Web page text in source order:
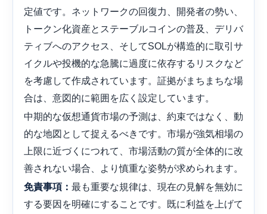
定値です。ネットワークの回復力、開発者の勢い、
トークン化資産とステーブルコインの普及、デリバ
ティブへのアクセス、そしてSOLが構造的に取引サ
イクルや投機的な急騰に過度に依存するリスクなど
を考慮して作成されています。証拠がまちまちな場
合は、意図的に範囲を広く設定しています。
中期的な仮想通貨市場の予測は、約束ではなく、動
的な地図として捉えるべきです。市場が強気相場の
上限に近づくにつれて、市場活動の質が全体的に改
善されない場合、より慎重な姿勢が求められます。
免責事項： 最も重要な規律は、現在の見解を無効に
する要因を明確にすることです。既に利益を上げて